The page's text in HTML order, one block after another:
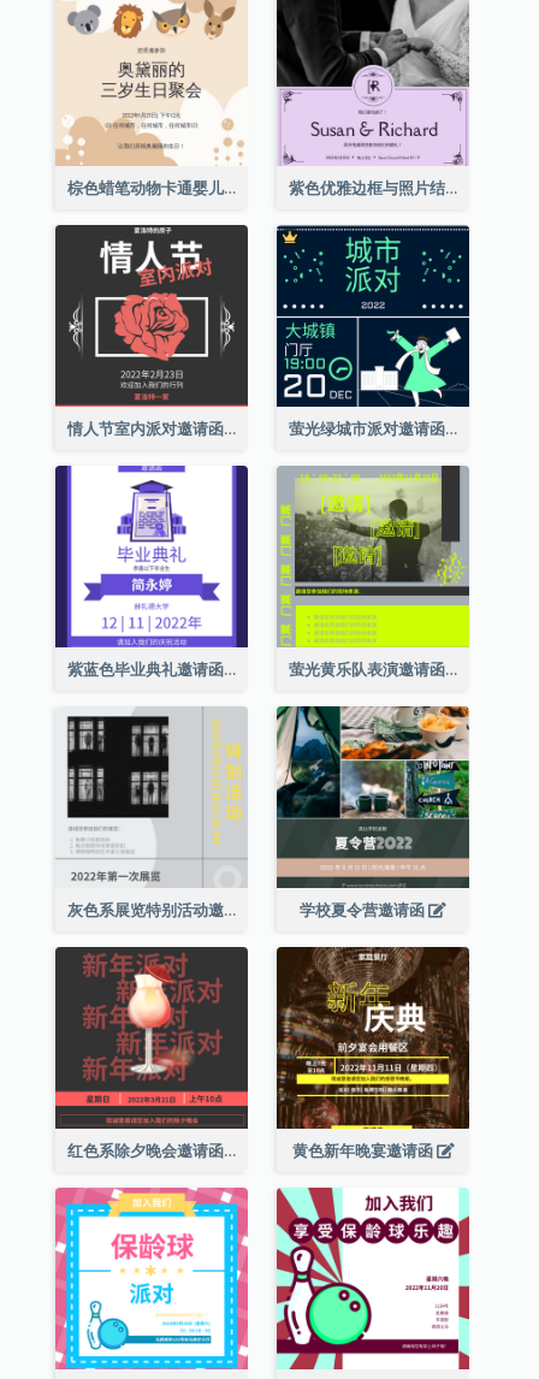
棕色蜡笔动物卡通婴儿生日邀请 紫色优雅边框与照片结婚请柬
情人节室内派对邀请函 萤光绿城市派对邀请函
紫蓝色毕业典礼邀请函 萤光黄乐队表演邀请函
灰色系展览特别活动邀请函 学校夏令营邀请函
红色系除夕晚会邀请函 黄色新年晚宴邀请函